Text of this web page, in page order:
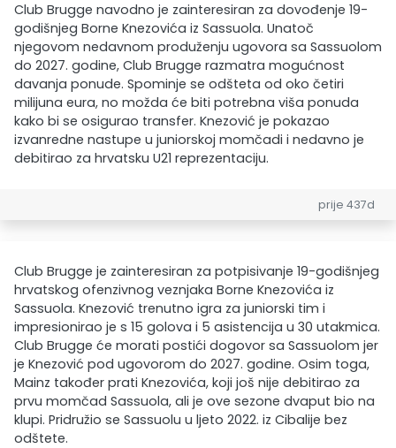
Club Brugge navodno je zainteresiran za dovođenje 19-
godišnjeg Borne Knezovića iz Sassuola. Unatoč
njegovom nedavnom produženju ugovora sa Sassuolom
do 2027. godine, Club Brugge razmatra mogućnost
davanja ponude. Spominje se odšteta od oko četiri
milijuna eura, no možda će biti potrebna viša ponuda
kako bi se osigurao transfer. Knezović je pokazao
izvanredne nastupe u juniorskoj momčadi i nedavno je
debitirao za hrvatsku U21 reprezentaciju.
prije 437d
Club Brugge je zainteresiran za potpisivanje 19-godišnjeg
hrvatskog ofenzivnog veznjaka Borne Knezovića iz
Sassuola. Knezović trenutno igra za juniorski tim i
impresionirao je s 15 golova i 5 asistencija u 30 utakmica.
Club Brugge će morati postići dogovor sa Sassuolom jer
je Knezović pod ugovorom do 2027. godine. Osim toga,
Mainz također prati Knezovića, koji još nije debitirao za
prvu momčad Sassuola, ali je ove sezone dvaput bio na
klupi. Pridružio se Sassuolu u ljeto 2022. iz Cibalije bez
odštete.